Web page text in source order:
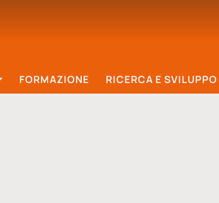
FORMAZIONE RICERCA E SVILUPPO